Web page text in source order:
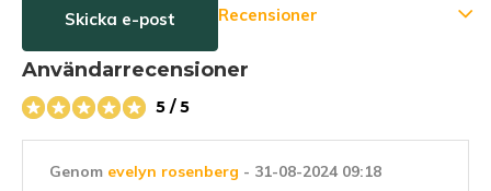
Skicka e-post Recensioner
Användarrecensioner
5 / 5
Genom evelyn rosenberg - 31-08-2024 09:18